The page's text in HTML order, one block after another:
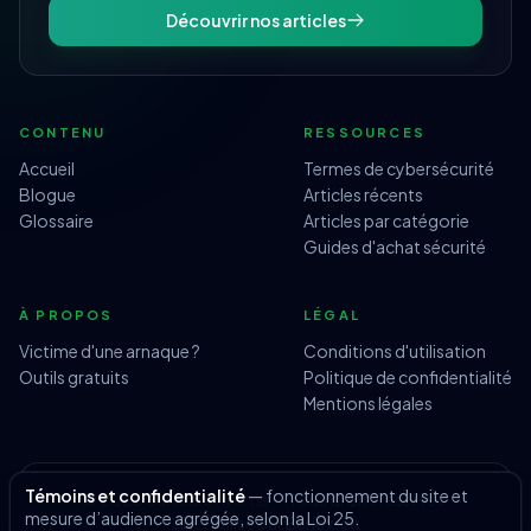
Découvrir nos articles
CONTENU
Accueil
Blogue
Glossaire
RESSOURCES
Termes de cybersécurité
Articles récents
Articles par catégorie
Guides d'achat sécurité
À PROPOS
Victime d'une arnaque ?
Outils gratuits
LÉGAL
Conditions d'utilisation
Politique de confidentialité
Mentions légales
© 2026 Surfeurs Avertis — Tous droits réservés.
Site réalisé parBeriox.ca
Témoins et confidentialité— fonctionnement du site et
mesure d’audience agrégée, selon la Loi 25.